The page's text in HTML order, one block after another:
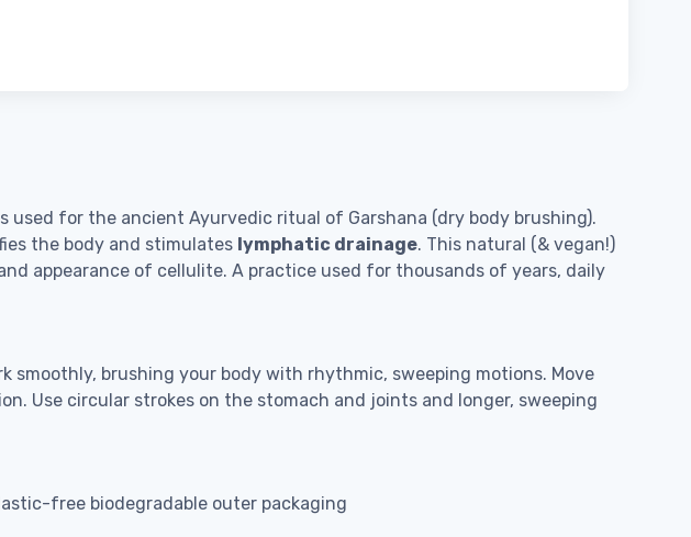
for the ancient Ayurvedic ritual of Garshana (dry body brushing).
the body and stimulates lymphatic drainage. This natural (& vegan!)
appearance of cellulite. A practice used for thousands of years, daily
brushing your body with rhythmic, sweeping motions. Move
Use circular strokes on the stomach and joints and longer, sweeping
free biodegradable outer packaging